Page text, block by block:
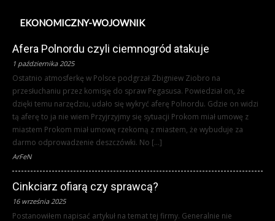
EKONOMICZNY-WOJOWNIK
Afera Polnordu czyli ciemnogród atakuje
1 października 2025
Ostatnio atmosferkę w Polsce podgrzał Zbigniew Ziobro na
przesłuchaniu przez komisję do spraw Pegasusa. Powiedział on, że
dzięki temu narzędziu, udało się wykryć aferę Polnordu. Gdzie on widzi
tą aferę to ja nie wiem Przyjrzyjmy się sytuacji Prokom miał umowę z
miastem Prokom miał umowę rzekomą z miastem, że wybuduje za
darmo odprowadzenie deszczówki. No […]
ArFeN
Cinkciarz ofiarą czy sprawcą?
16 września 2025
Postanowiłem napisać artykuł na temat tej firmy. Generalnie nie